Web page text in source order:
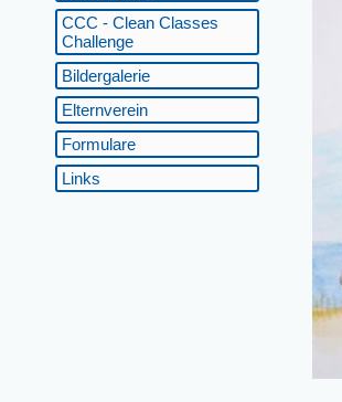
CCC - Clean Classes
Challenge
Bildergalerie
Elternverein
Formulare
Links